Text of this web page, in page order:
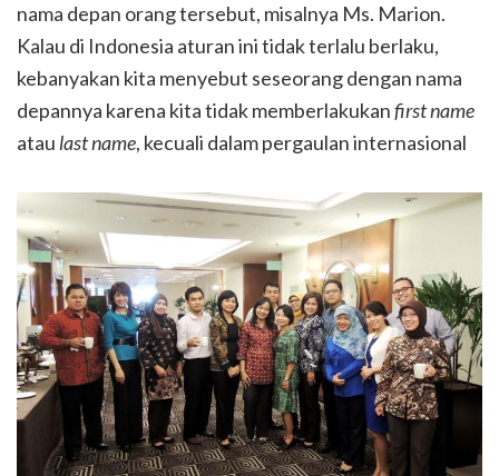
nama depan orang tersebut, misalnya Ms. Marion.
Kalau di Indonesia aturan ini tidak terlalu berlaku,
kebanyakan kita menyebut seseorang dengan nama
depannya karena kita tidak memberlakukanfirst name
atau last name, kecuali dalam pergaulan internasional